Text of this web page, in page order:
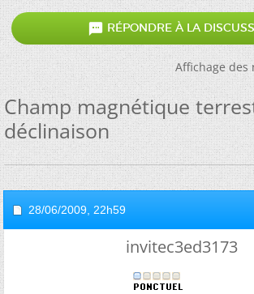
 RÉPONDRE À LA
Affichage des
Champ magnétique
déclinaison
28/06/2009, 22h59
invitec3ed3173